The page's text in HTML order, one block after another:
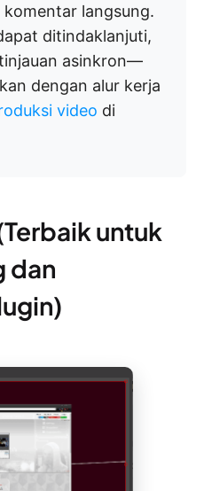
langsung.
ditindaklanjuti,
asinkron—
dengan alur kerja
video di
untuk
dan